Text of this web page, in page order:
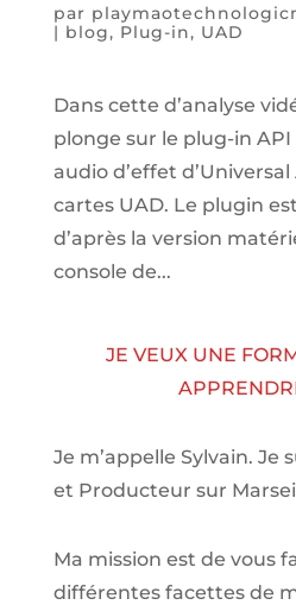
par
| blog, Plug-in, UAD
Dans cette d’analyse
plonge sur le plug-in
audio d’effet
cartes UAD. Le plugin
d’après la version
console de...
JE VEUX UNE
Je m’appelle Sylvain. Je
et Producteur sur
Ma mission est de vous
différentes facettes de